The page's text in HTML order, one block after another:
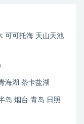
可可托海 天山天池
海湖 茶卡盐湖
岛 烟台 青岛 日照